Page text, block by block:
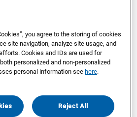
deutschen Servern von
ausgezeichnet von
you agree to the storing of cookies
site navigation, analyze site usage, and
Cookies and IDs are used for
personalized and non-personalized
personal information see here.
Reject All